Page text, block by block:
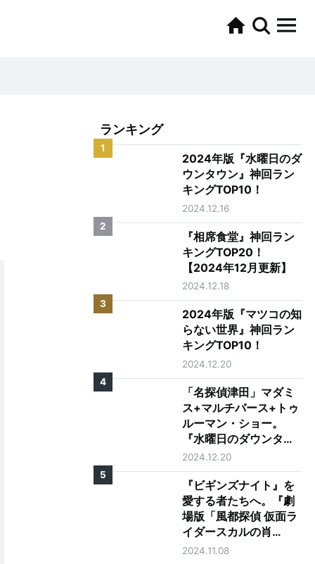
ランキング
1
2024年版『水曜日のダ
ウンタウン』神回ラン
キングTOP10！
2024.12.16
2
『相席食堂』神回ラン
キングTOP20！
【2024年12月更新】
2024.12.18
3
2024年版『マツコの知
らない世界』神回ラン
キングTOP10！
2024.12.20
4
「名探偵津田」マダミ
ス+マルチバース+トゥ
ルーマン・ショー。
『水曜日のダウンタウ
ン』の神コンテンツが
ゴイゴイスーな理由を
徹底考察
2024.12.20
5
『ビギンズナイト』を
愛する者たちへ。『劇
場版「風都探偵 仮面ラ
イダースカルの肖
像」』レビュー
2024.11.08